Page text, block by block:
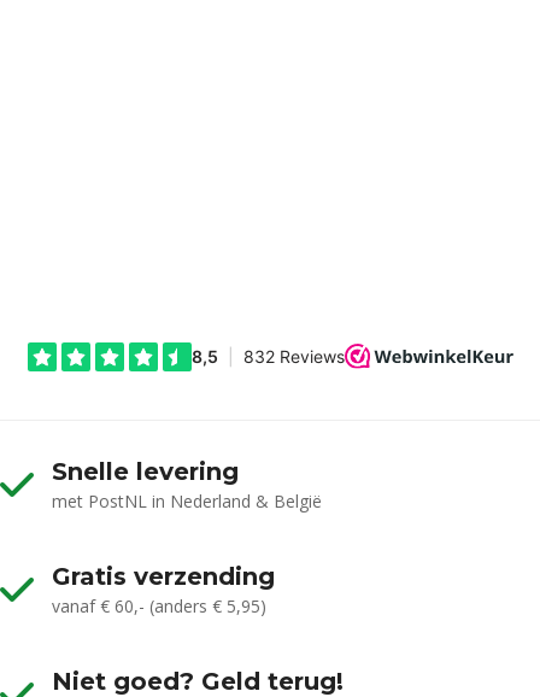
Snelle levering
met PostNL in Nederland & België
Gratis verzending
vanaf € 60,- (anders € 5,95)
Niet goed? Geld terug!